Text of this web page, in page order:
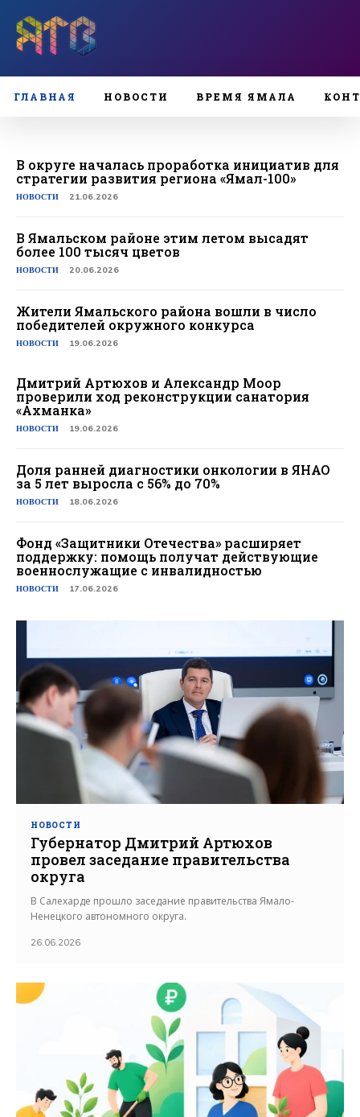
ГЛАВНАЯ НОВОСТИ ВРЕМЯ ЯМАЛА
В округе началась проработка инициатив для
стратегии развития региона «Ямал-100»
НОВОСТИ 21.06.2026
В Ямальском районе этим летом высадят
более 100 тысяч цветов
НОВОСТИ 20.06.2026
Жители Ямальского района вошли в число
победителей окружного конкурса
НОВОСТИ 19.06.2026
Дмитрий Артюхов и Александр Моор
проверили ход реконструкции санатория
«Ахманка»
НОВОСТИ 19.06.2026
Доля ранней диагностики онкологии в ЯНАО
за 5 лет выросла с 56% до 70%​
НОВОСТИ 18.06.2026
Фонд «Защитники Отечества» расширяет
поддержку: помощь получат действующие
военнослужащие с инвалидностью
НОВОСТИ 17.06.2026
НОВОСТИ
Губернатор Дмитрий Артюхов
провел заседание правительства
округа
В Салехарде прошло заседание правительства Ямало-
Ненецкого автономного округа.
26.06.2026